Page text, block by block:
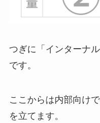
つぎに「インターナ
です。
ここからは内部向け
を立てます。